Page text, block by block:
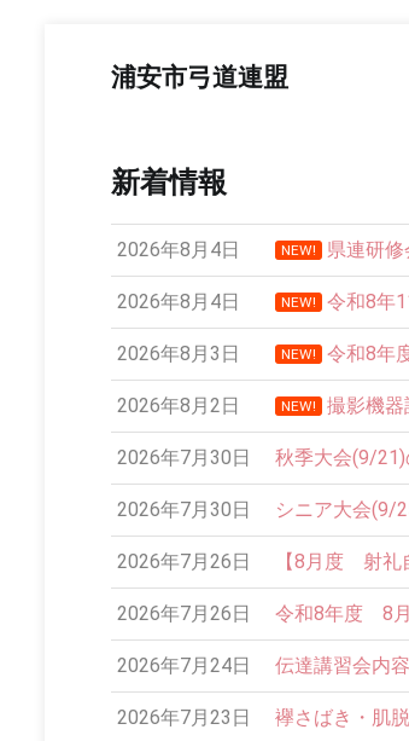
浦安市弓道連盟
新着情報
2026年8月4日 NEW! 県連研
2026年8月4日 NEW! 令和8年
2026年8月3日 NEW! 令和8年
2026年8月2日 NEW! 撮影機
2026年7月30日 秋季大会(9/
2026年7月30日 シニア大会(9/
2026年7月26日 【8月度 射礼
2026年7月26日 令和8年度 8月
2026年7月24日 伝達講習会内
2026年7月23日 襷さばき・肌
12:00 AM
1:00 AM
2:00 AM